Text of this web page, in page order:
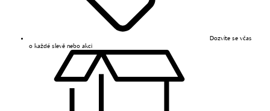
Dozvíte se včas
o každé slevě nebo akci